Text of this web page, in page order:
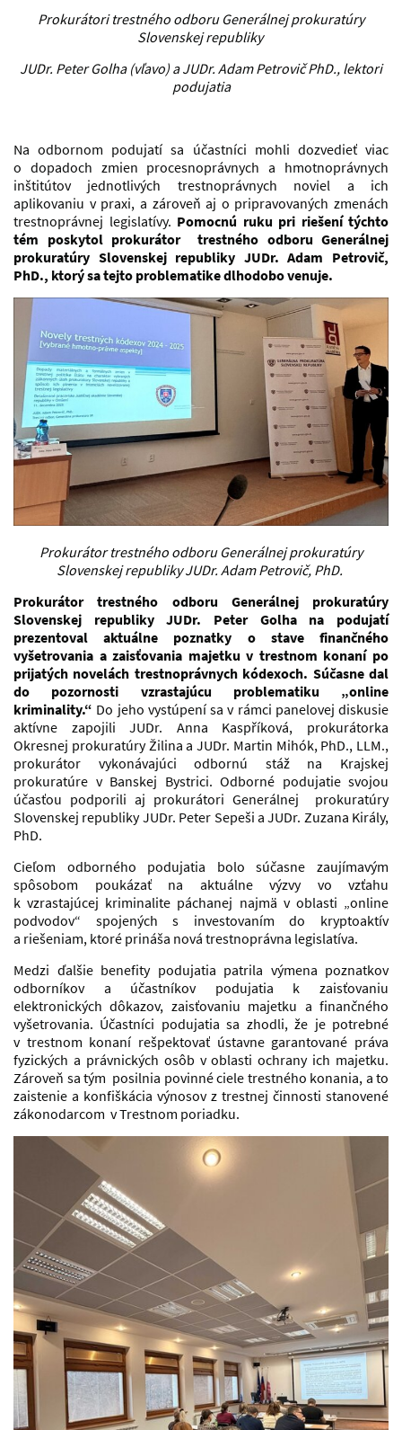
Prokurátori trestného odboru Generálnej prokuratúry
Slovenskej republiky
JUDr. Peter Golha (vľavo) a JUDr. Adam Petrovič PhD., lektori
podujatia
Na odbornom podujatí sa účastníci mohli dozvedieť viac
o dopadoch zmien procesnoprávnych a hmotnoprávnych
inštitútov jednotlivých trestnoprávnych noviel a ich
aplikovaniu v praxi, a zároveň aj o pripravovaných zmenách
trestnoprávnej legislatívy. Pomocnú ruku pri riešení týchto
tém poskytol prokurátor trestného odboru Generálnej
prokuratúry Slovenskej republiky JUDr. Adam Petrovič,
PhD., ktorý sa tejto problematike dlhodobo venuje.
Prokurátor trestného odboru Generálnej prokuratúry
Slovenskej republiky JUDr. Adam Petrovič, PhD.
Prokurátor trestného odboru Generálnej prokuratúry
Slovenskej republiky JUDr. Peter Golha na podujatí
prezentoval aktuálne poznatky o stave finančného
vyšetrovania a zaisťovania majetku v trestnom konaní po
prijatých novelách trestnoprávnych kódexoch. Súčasne dal
do pozornosti vzrastajúcu problematiku „online
kriminality.“ Do jeho vystúpení sa v rámci panelovej diskusie
aktívne zapojili JUDr. Anna Kaspříková, prokurátorka
Okresnej prokuratúry Žilina a JUDr. Martin Mihók, PhD., LLM.,
prokurátor vykonávajúci odbornú stáž na Krajskej
prokuratúre v Banskej Bystrici. Odborné podujatie svojou
účasťou podporili aj prokurátori Generálnej prokuratúry
Slovenskej republiky JUDr. Peter Sepeši a JUDr. Zuzana Király,
PhD.
Cieľom odborného podujatia bolo súčasne zaujímavým
spôsobom poukázať na aktuálne výzvy vo vzťahu
k vzrastajúcej kriminalite páchanej najmä v oblasti „online
podvodov“ spojených s investovaním do kryptoaktív
a riešeniam, ktoré prináša nová trestnoprávna legislatíva.
Medzi ďalšie benefity podujatia patrila výmena poznatkov
odborníkov a účastníkov podujatia k zaisťovaniu
elektronických dôkazov, zaisťovaniu majetku a finančného
vyšetrovania. Účastníci podujatia sa zhodli, že je potrebné
v trestnom konaní rešpektovať ústavne garantované práva
fyzických a právnických osôb v oblasti ochrany ich majetku.
Zároveň sa tým posilnia povinné ciele trestného konania, a to
zaistenie a konfiškácia výnosov z trestnej činnosti stanovené
zákonodarcom v Trestnom poriadku.